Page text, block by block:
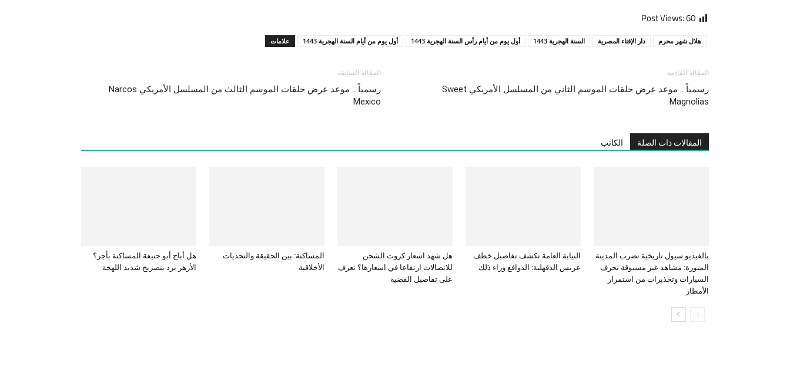
Post Views:60
علامات أول يوم من أيام السنة الهجرية 1443 أول يوم من أيام رأس السنة الهجرية 1443 السنة الهجرية 1443 دار الإفتاء المصرية هلال شهر محرم
المقالة السابقة
رسمياً .. موعد عرض حلقات الموسم الثالث من المسلسل الأمريكي Narcos
Mexico
المقالة القادمة
رسمياً .. موعد عرض حلقات الموسم الثاني من المسلسل الأمريكي Sweet
Magnolias
المقالات ذات الصلة الكاتب
هل أباح أبو حنيفة المساكنة بأجر؟
الأزهر يرد بتصريح شديد اللهجة
المساكنة: بين الحقيقة والتحديات
الأخلاقية
هل شهد اسعار كروت الشحن
للاتصالات ارتفاعا في اسعارها؟ تعرف
على تفاصيل القضية
النيابة العامة تكشف تفاصيل خطف
عريس الدقهلية: الدوافع وراء ذلك
بالفيديو سيول تاريخية تضرب المدينة
المنورة: مشاهد غير مسبوقة تجرف
السيارات وتحذيرات من استمرار
الأمطار